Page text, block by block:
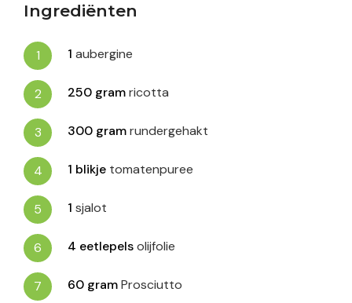
Ingrediënten
1 aubergine
250 gramricotta
300 gramrundergehakt
1 blikje tomatenpuree
1 sjalot
4 eetlepelsolijfolie
60 gramProsciutto